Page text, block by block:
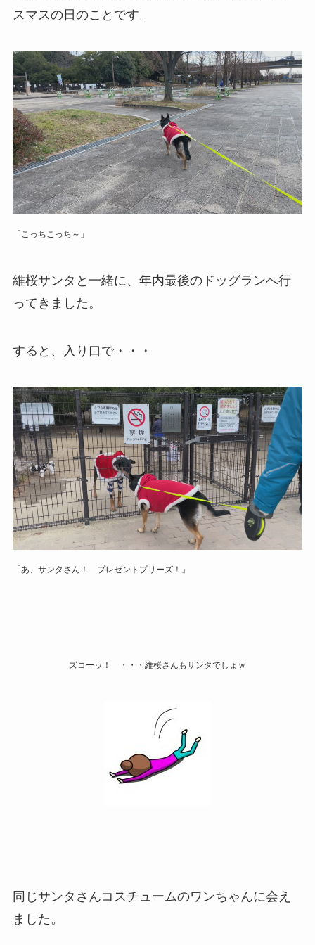
スマスの日のことです。
「こっちこっち～」
維桜サンタと一緒に、年内最後のドッグランへ行
ってきました。
すると、入り口で・・・
「あ、サンタさん！ プレゼントプリーズ！」
ズコーッ！ ・・・維桜さんもサンタでしょｗ
同じサンタさんコスチュームのワンちゃんに会え
ました。